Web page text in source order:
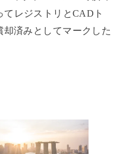
てレジストリとCADト
済みとしてマークした